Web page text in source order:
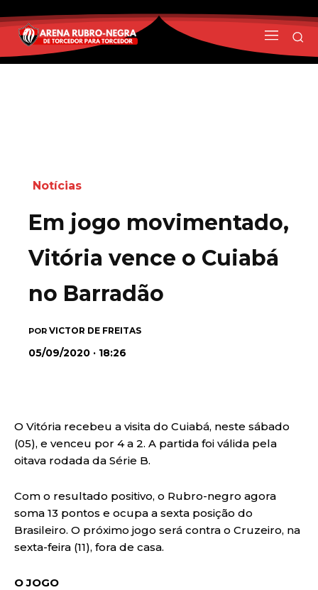
Notícias
Em jogo movimentado,
Vitória vence o Cuiabá
no Barradão
POR VICTOR DE FREITAS
05/09/2020 · 18:26
O Vitória recebeu a visita do Cuiabá, neste sábado
(05), e venceu por 4 a 2. A partida foi válida pela
oitava rodada da Série B.
Com o resultado positivo, o Rubro-negro agora
soma 13 pontos e ocupa a sexta posição do
Brasileiro. O próximo jogo será contra o Cruzeiro, na
sexta-feira (11), fora de casa.
O JOGO